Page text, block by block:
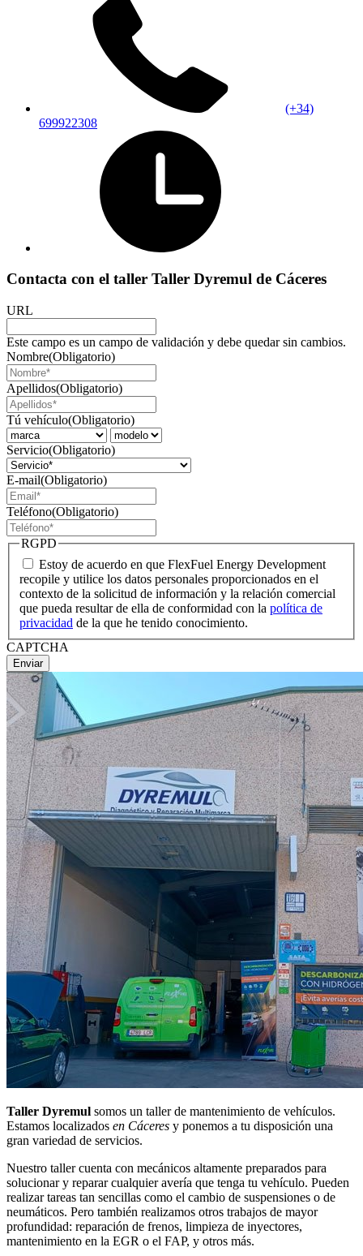
(+34)
699922308
Contacta con el taller Taller Dyremul de Cáceres
URL
Este campo es un campo de validación y debe quedar sin cambios.
Nombre(Obligatorio)
Apellidos(Obligatorio)
Tú vehículo(Obligatorio)
Servicio(Obligatorio)
E-mail(Obligatorio)
Teléfono(Obligatorio)
RGPD
Estoy de acuerdo en que FlexFuel Energy Development
recopile y utilice los datos personales proporcionados en el
contexto de la solicitud de información y la relación comercial
que pueda resultar de ella de conformidad con la política de
privacidad de la que he tenido conocimiento.
CAPTCHA
Taller Dyremul somos un taller de mantenimiento de vehículos.
Estamos localizados en Cáceres y ponemos a tu disposición una
gran variedad de servicios.
Nuestro taller cuenta con mecánicos altamente preparados para
solucionar y reparar cualquier avería que tenga tu vehículo. Pueden
realizar tareas tan sencillas como el cambio de suspensiones o de
neumáticos. Pero también realizamos otros trabajos de mayor
profundidad: reparación de frenos, limpieza de inyectores,
mantenimiento en la EGR o el FAP, y otros más.